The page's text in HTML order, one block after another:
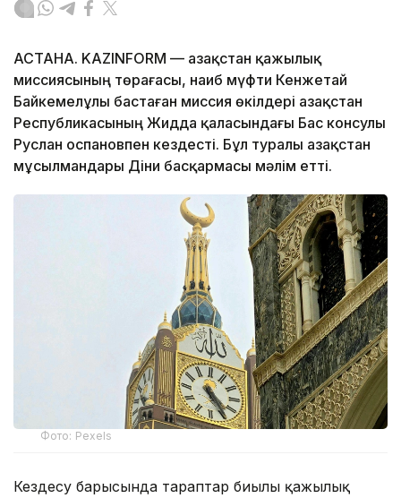
АСТАНА. KAZINFORM — Қазақстан қажылық
миссиясының төрағасы, наиб мүфти Кенжетай
Байкемелұлы бастаған миссия өкілдері Қазақстан
Республикасының Жидда қаласындағы Бас консулы
Руслан Қоспановпен кездесті. Бұл туралы Қазақстан
мұсылмандары Діни басқармасы мәлім етті.
Фото: Pexels
Кездесу барысында тараптар биылғы қажылық